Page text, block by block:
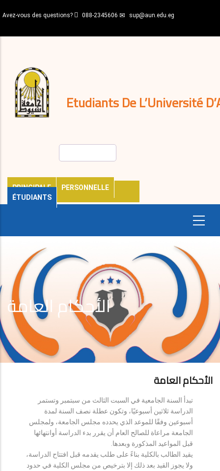
au
principal
Avez-vous des questions? 088-2345606 sup@aun.edu.eg
Etudiants De L’Université
PRINCIPALE
PERSONNELLE
ÉTUDIANTS
décisions
Expatriés
Journal
الأحكام العامة
الأحكام العامة
تبدأ السنة الجامعية في السبت الثالث من سبتمبر وتستمر
الدراسة ثلاثين أسبوعيًا، وتكون عطلة نصف السنة لمدة
أسبوعين وفقًا للموعد الذي يحدده مجلس الجامعة، ولمجلس
الجامعة مراعاة للصالح العام أن يقرر بدء الدراسة أوانتهائها
قبل المواعيد المذكورة وبعدها.
يقيد الطالب بالكلية بناءً على طلب يقدمه قبل افتتاح الدراسة،
ولا يجوز القيد بعد ذلك إلا بترخيص من مجلس الكلية في حدود